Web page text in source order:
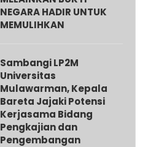
NEGARA HADIR UNTUK
MEMULIHKAN
Sambangi LP2M
Universitas
Mulawarman, Kepala
Bareta Jajaki Potensi
Kerjasama Bidang
Pengkajian dan
Pengembangan